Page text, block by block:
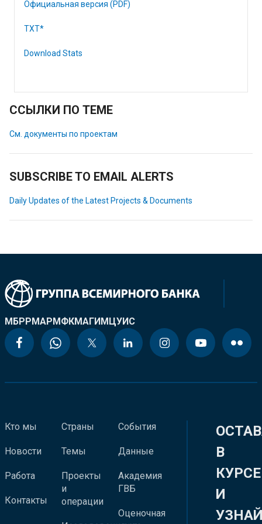
Официальная версия (PDF)
TXT*
Download Stats
ССЫЛКИ ПО ТЕМЕ
См. документы по проектам
SUBSCRIBE TO EMAIL ALERTS
Daily Updates of the Latest Projects & Documents
МБРРМАРМФКМАГИМЦУИС
Кто мы
Новости
Работа
Контакты
Страны
Темы
Проекты
и
операции
События
Данные
Академия
ГВБ
Оценочная
В
КУРСЕ
И